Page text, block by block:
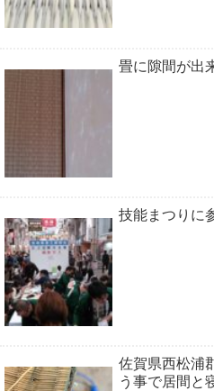
畳に隙間が出
技能まつりに
佐賀県西松浦
う事で居間と